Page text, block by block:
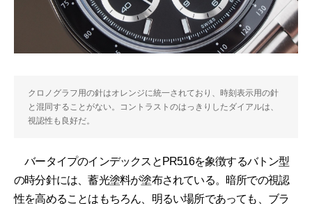
クロノグラフ用の針はオレンジに統一されており、時刻表示用の針
と混同することがない。コントラストのはっきりしたダイアルは、
視認性も良好だ。
バータイプのインデックスとPR516を象徴するバトン型
の時分針には、蓄光塗料が塗布されている。暗所での視認
性を高めることはもちろん、明るい場所であっても、ブラ